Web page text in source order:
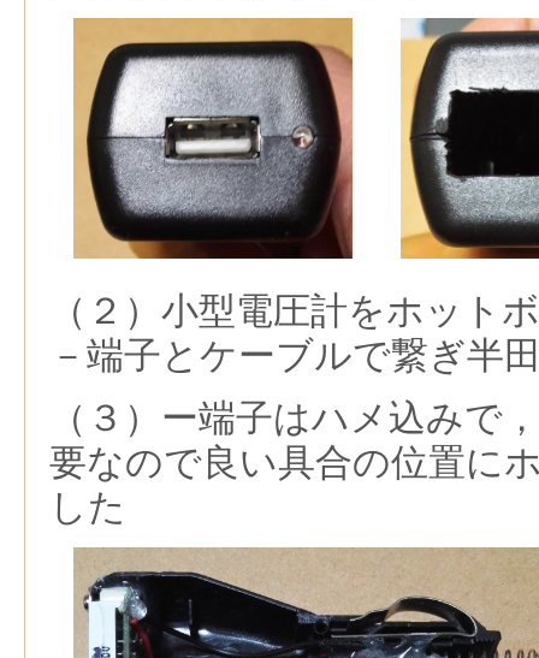
（２）小型電圧計をホット
－端子とケーブルで繋ぎ半
（３）ー端子はハメ込みで
要なので良い具合の位置に
した